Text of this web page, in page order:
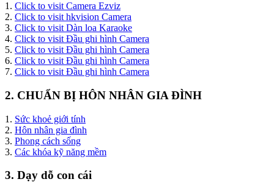
1. Click to visit Camera Ezviz
2. Click to visit hkvision Camera
3. Click to visit Dàn loa Karaoke
4. Click to visit Đầu ghi hình Camera
5. Click to visit Đầu ghi hình Camera
6. Click to visit Đầu ghi hình Camera
7. Click to visit Đầu ghi hình Camera
2. CHUẨN BỊ HÔN NHÂN GIA ĐÌNH
1. Sức khoẻ giới tính
2. Hôn nhân gia đình
3. Phong cách sống
3. Các khóa kỹ năng mềm
3. Dạy dỗ con cái